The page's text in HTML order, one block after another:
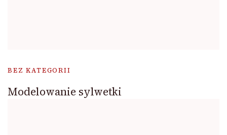
BEZ KATEGORII
Modelowanie sylwetki